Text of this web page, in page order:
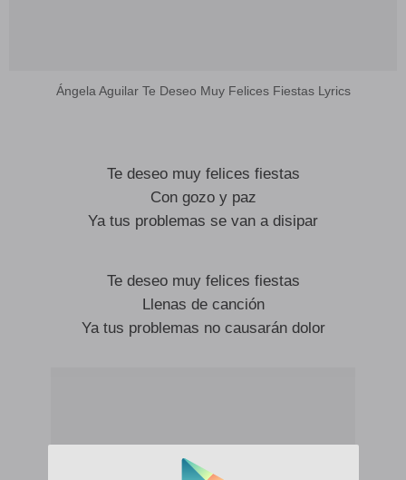
Ángela Aguilar Te Deseo Muy Felices Fiestas Lyrics
Te deseo muy felices fiestas
Con gozo y paz
Ya tus problemas se van a disipar
Te deseo muy felices fiestas
Llenas de canción
Ya tus problemas no causarán dolor